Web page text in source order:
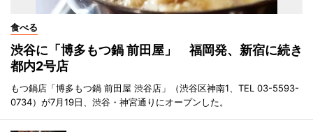
食べる
渋谷に「博多もつ鍋 前田屋」 福岡発、新宿に続き
都内2号店
もつ鍋店「博多もつ鍋 前田屋 渋谷店」（渋谷区神南1、TEL 03-5593-
0734）が7月19日、渋谷・神宮通りにオープンした。